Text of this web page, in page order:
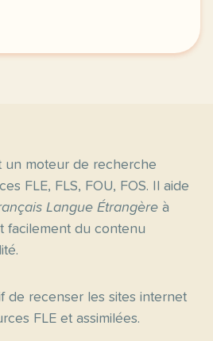
un moteur de recherche
FLE, FLS, FOU, FOS. Il aide
Langue Étrangère à
facilement du contenu
de recenser les sites internet
FLE et assimilées.